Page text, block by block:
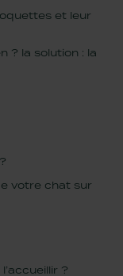
et leur
? la solution : la
votre chat sur
?